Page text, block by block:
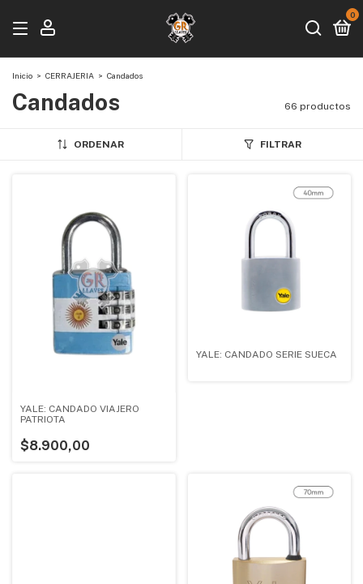
0
Inicio > CERRAJERIA > Candados
Candados 66 productos
ORDENAR FILTRAR
YALE: CANDADO VIAJERO
PATRIOTA
$8.900,00
YALE: CANDADO SERIE SUECA